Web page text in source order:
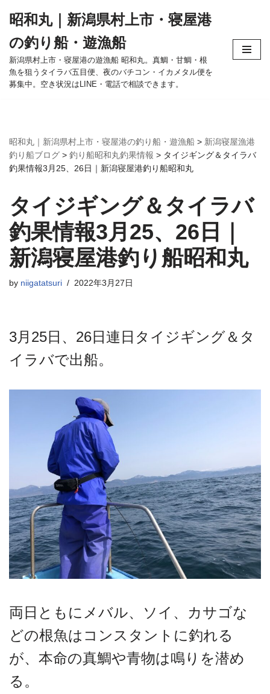
ン
テ
ン
ツ
ッ
プ
昭和丸｜新潟県村上市・寝屋港
の釣り船・遊漁船
新潟県村上市・寝屋港の遊漁船 昭和丸。真鯛・甘鯛・根
魚を狙うタイラバ五目便、夜のバチコン・イカメタル便を
募集中。空き状況はLINE・電話で相談できます。
昭和丸｜新潟県村上市・寝屋港の釣り船・遊漁船 > 新潟寝屋漁港
釣り船ブログ > 釣り船昭和丸釣果情報 > タイジギング＆タイラバ
釣果情報3月25、26日｜新潟寝屋港釣り船昭和丸
タイジギング＆タイラバ
釣果情報3月25、26日｜
新潟寝屋港釣り船昭和丸
by niigatatsuri 2022年3月27日
3月25日、26日連日タイジギング＆タ
イラバで出船。
両日ともにメバル、ソイ、カサゴな
どの根魚はコンスタントに釣れる
が、本命の真鯛や青物は鳴りを潜め
る。